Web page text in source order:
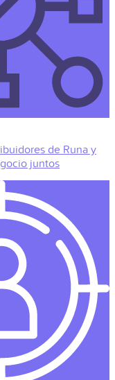
de Runa y
juntos